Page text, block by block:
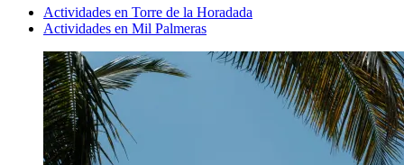
Actividades en Torre de la Horadada
Actividades en Mil Palmeras